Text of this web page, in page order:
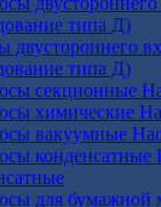
двустороннего
типа Д)